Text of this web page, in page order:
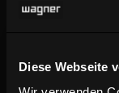
Diese Webseite